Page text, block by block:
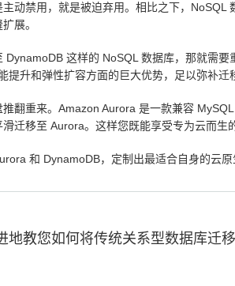
动禁用，就是被迫弃用。相比之下，
展。
这样的 NoSQL 数据库，那就需
提升和弹性扩容方面的巨大优势，足以弥补迁
翻重来。Amazon Aurora 是一款兼容
迁移至 Aurora。这样您既能享受专为云而生
和 DynamoDB，定制出最适合自身的云原
教您如何将传统关系型数据库迁